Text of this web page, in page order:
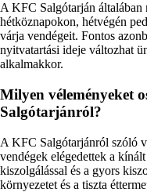
A KFC Salgótarján általában
hétköznapokon, hétvégén
várja vendégeit. Fontos
nyitvatartási ideje változhat
alkalmakkor.
Milyen véleményeket
Salgótarjánról?
A KFC Salgótarjánról szóló
vendégek elégedettek a
kiszolgálással és a gyors
környezetet és a tiszta